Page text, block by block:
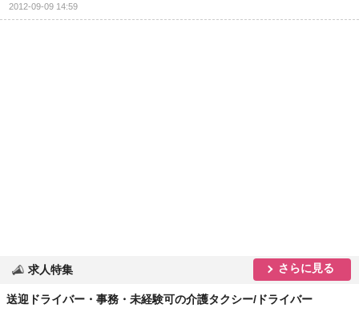
2012-09-09 14:59
求人特集 さらに見る
送迎ドライバー・事務・未経験可の介護タクシー/ドライバー